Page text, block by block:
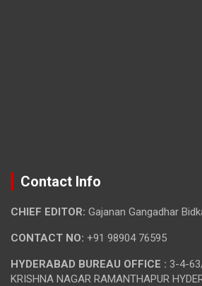
Contact Info
CHIEF EDITOR: Gajanan Gangadhar
CONTACT NO: +91 98904 76595
HYDERABAD BUREAU OFFICE : 3-4-
KRISHNA NAGAR RAMANTHAPUR